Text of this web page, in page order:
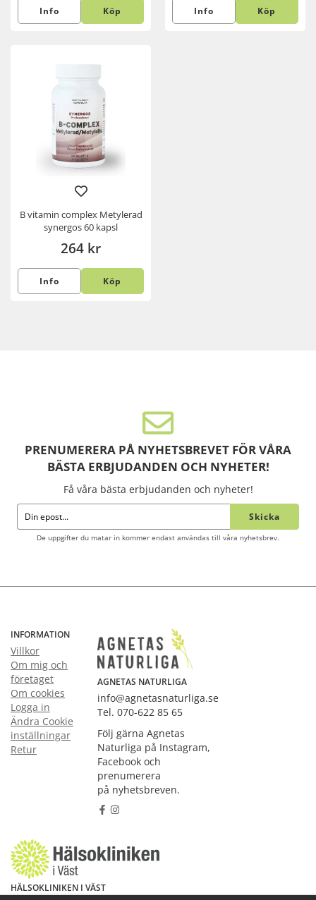
Info Köp Info Köp
B vitamin complex Metylerad
synergos 60 kapsl
264 kr
Info Köp
PRENUMERERA PÅ NYHETSBREVET FÖR VÅRA
BÄSTA ERBJUDANDEN OCH NYHETER!
Få våra bästa erbjudanden och nyheter!
Skicka
De uppgifter du matar in kommer endast användas till våra nyhetsbrev.
INFORMATION
Villkor
Om mig och
företaget
Om cookies
Logga in
Ändra Cookie
inställningar
Retur
AGNETAS NATURLIGA
info@agnetasnaturliga.se
Tel. 070-622 85 65
Följ gärna Agnetas
Naturliga på Instagram,
Facebook och
prenumerera
på nyhetsbreven.
HÄLSOKLINIKEN I VÄST